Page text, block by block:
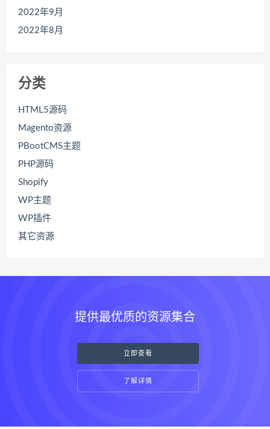
2022年9月
2022年8月
分类
HTML5源码
Magento资源
PBootCMS主题
PHP源码
Shopify
WP主题
WP插件
其它资源
提供最优质的资源集合
立即查看
了解详情